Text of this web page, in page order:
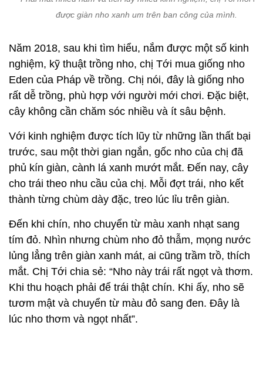
được giàn nho xanh um trên ban công của mình.
Năm 2018, sau khi tìm hiểu, nắm được một số kinh
nghiệm, kỹ thuật trồng nho, chị Tới mua giống nho
Eden của Pháp về trồng. Chị nói, đây là giống nho
rất dễ trồng, phù hợp với người mới chơi. Đặc biệt,
cây không cần chăm sóc nhiều và ít sâu bệnh.
Với kinh nghiệm được tích lũy từ những lần thất bại
trước, sau một thời gian ngắn, gốc nho của chị đã
phủ kín giàn, cành lá xanh mướt mắt. Đến nay, cây
cho trái theo nhu cầu của chị. Mỗi đợt trái, nho kết
thành từng chùm dày đặc, treo lúc lỉu trên giàn.
Đến khi chín, nho chuyển từ màu xanh nhạt sang
tím đỏ. Nhìn nhưng chùm nho đỏ thẫm, mọng nước
lủng lẳng trên giàn xanh mát, ai cũng trầm trồ, thích
mắt. Chị Tới chia sẻ: “Nho này trái rất ngọt và thơm.
Khi thu hoạch phải để trái thật chín. Khi ấy, nho sẽ
tươm mật và chuyển từ màu đỏ sang đen. Đây là
lúc nho thơm và ngọt nhất”.